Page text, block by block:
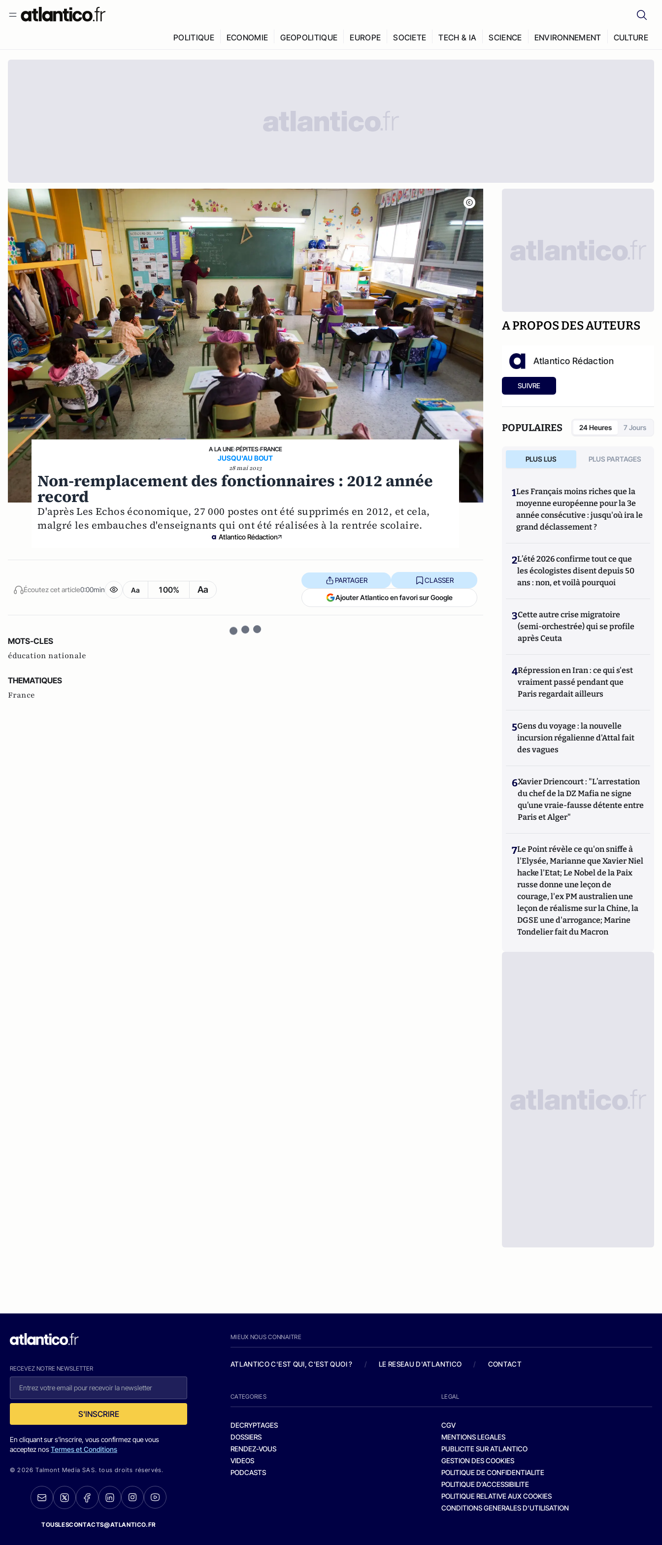
POLITIQUE ECONOMIE GEOPOLITIQUE EUROPE SOCIETE TECH & IA SCIENCE ENVIRONNEMENT CULTURE
A LA UNE›PÉPITES›FRANCE
JUSQU'AU BOUT
28 mai 2013
Non-remplacement des fonctionnaires : 2012 année
record
D'après Les Echos économique, 27 000 postes ont été supprimés en 2012, et cela,
malgré les embauches d'enseignants qui ont été réalisées à la rentrée scolaire.
Atlantico Rédaction
Écoutez cet article0:00min Aa 100% Aa
PARTAGER CLASSER
Ajouter Atlantico en favori sur Google
MOTS-CLES
éducation nationale
THEMATIQUES
France
A PROPOS DES AUTEURS
Atlantico Rédaction
SUIVRE
POPULAIRES 24 Heures 7 Jours
PLUS LUS PLUS PARTAGES
1Les Français moins riches que la
moyenne européenne pour la 3e
année consécutive : jusqu'où ira le
grand déclassement ?
2L’été 2026 confirme tout ce que
les écologistes disent depuis 50
ans : non, et voilà pourquoi
3Cette autre crise migratoire
(semi-orchestrée) qui se profile
après Ceuta
4Répression en Iran : ce qui s'est
vraiment passé pendant que
Paris regardait ailleurs
5Gens du voyage : la nouvelle
incursion régalienne d'Attal fait
des vagues
6Xavier Driencourt : "L’arrestation
du chef de la DZ Mafia ne signe
qu’une vraie-fausse détente entre
Paris et Alger"
7Le Point révèle ce qu'on sniffe à
l'Elysée, Marianne que Xavier Niel
hacke l'Etat; Le Nobel de la Paix
russe donne une leçon de
courage, l'ex PM australien une
leçon de réalisme sur la Chine, la
DGSE une d'arrogance; Marine
Tondelier fait du Macron
RECEVEZ NOTRE NEWSLETTER
S'INSCRIRE
En cliquant sur s'inscrire, vous confirmez que vous
acceptez nosTermes et Conditions
© 2026 Talmont Media SAS. tous droits réservés.
TOUSLESCONTACTS@ATLANTICO.FR
MIEUX NOUS CONNAITRE
ATLANTICO C'EST QUI, C'EST QUOI ? / LE RESEAU D'ATLANTICO / CONTACT
CATEGORIES
DECRYPTAGES
DOSSIERS
RENDEZ-VOUS
VIDEOS
PODCASTS
LEGAL
CGV
MENTIONS LEGALES
PUBLICITE SUR ATLANTICO
GESTION DES COOKIES
POLITIQUE DE CONFIDENTIALITE
POLITIQUE D’ACCESSIBILITE
POLITIQUE RELATIVE AUX COOKIES
CONDITIONS GENERALES D’UTILISATION